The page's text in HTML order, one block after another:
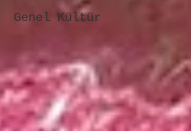
Genel Kültür